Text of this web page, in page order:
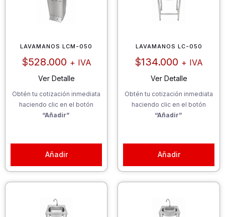
LAVAMANOS LCM-050
$528.000 + IVA
Ver Detalle
Obtén tu cotización inmediata
haciendo clic en el botón
“Añadir”
Añadir
LAVAMANOS LC-050
$134.000 + IVA
Ver Detalle
Obtén tu cotización inmediata
haciendo clic en el botón
“Añadir”
Añadir